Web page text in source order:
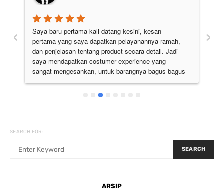
Saya baru pertama kali datang kesini, kesan
pertama yang saya dapatkan pelayanannya ramah,
dan penjelasan tentang product secara detail. Jadi
saya mendapatkan costumer experience yang
sangat mengesankan, untuk barangnya bagus bagus
semua. Pokoknya the best deh
‹ ›
SEARCH FOR:
SEARCH
ARSIP